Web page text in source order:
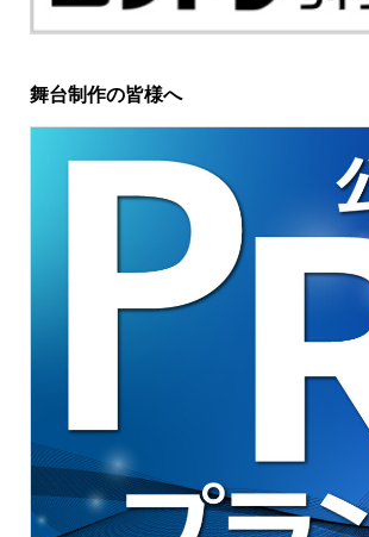
舞台制作の皆様へ